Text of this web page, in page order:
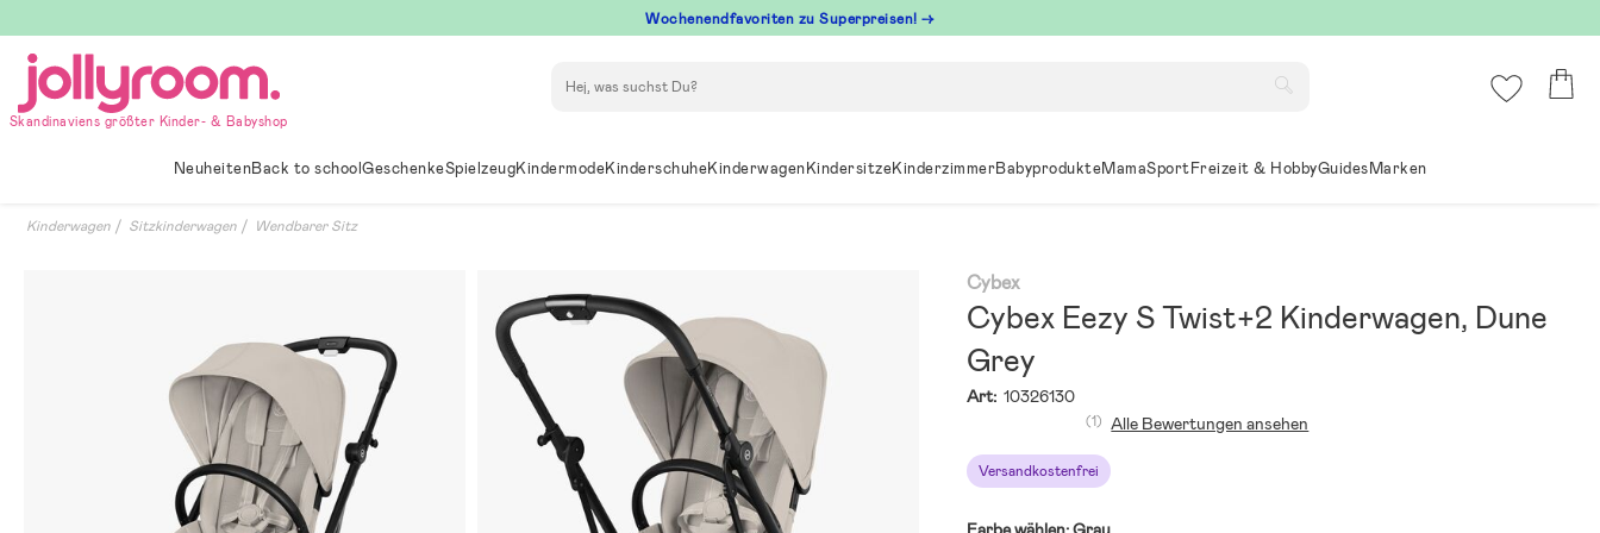
till
innehållet
Wochenendfavoriten zu Superpreisen! →
Skandinaviens größter Kinder- & Babyshop
NeuheitenBack to schoolGeschenkeSpielzeugKindermodeKinderschuheKinderwagenKindersitzeKinderzimmerBabyprodukteMamaSportFreizeit & HobbyGuidesMarken
Kinderwagen Sitzkinderwagen Wendbarer Sitz
Cybex
Cybex Eezy S Twist+2 Kinderwagen, Dune
Grey
Art: 10326130
Versandkostenfrei
(1) Alle Bewertungen ansehen